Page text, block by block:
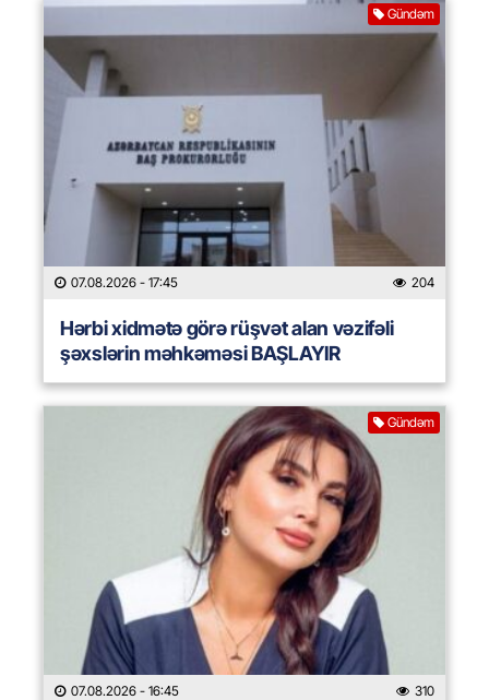
Gündəm
07.08.2026 - 17:45 204
Hərbi xidmətə görə rüşvət alan vəzifəli
şəxslərin məhkəməsi BAŞLAYIR
Gündəm
07.08.2026 - 16:45 310